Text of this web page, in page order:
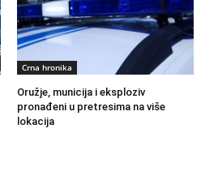
Crna hronika
Oružje, municija i eksploziv
pronađeni u pretresima na više
lokacija